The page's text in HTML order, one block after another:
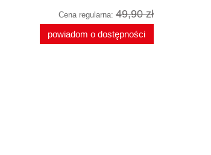
Cena regularna: 49,90 zł
powiadom o dostępności